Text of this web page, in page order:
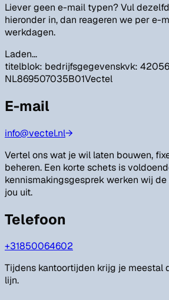
Liever geen e-mail typen? Vul
hieronder in, dan reageren we per e-
werkdagen.
Laden...
titelblok: bedrijfsgegevenskvk:
NL869507035B01Vectel
E-mail
info@vectel.nl→
Vertel ons wat je wil laten bouwen,
beheren. Een korte schets is
kennismakingsgesprek werken wij
jou uit.
Telefoon
+31850064602
Tijdens kantoortijden krijg je meestal
lijn.